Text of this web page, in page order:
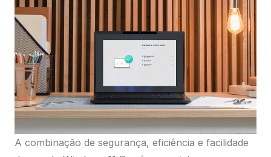
A combinação de segurança, eficiência e facilidade